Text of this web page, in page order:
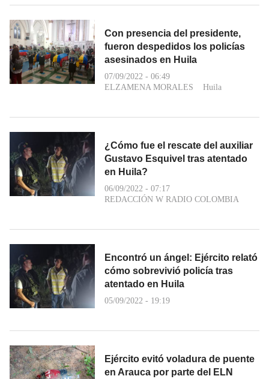
Con presencia del presidente,
fueron despedidos los policías
asesinados en Huila
07/09/2022 - 06:49
ELZAMENA MORALES
Huila
¿Cómo fue el rescate del auxiliar
Gustavo Esquivel tras atentado
en Huila?
06/09/2022 - 07:17
REDACCIÓN W RADIO COLOMBIA
Encontró un ángel: Ejército relató
cómo sobrevivió policía tras
atentado en Huila
05/09/2022 - 19:19
Ejército evitó voladura de puente
en Arauca por parte del ELN